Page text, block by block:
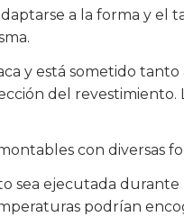
a la forma y el
y está sometido
del
con diversas
sea ejecutada
podrían